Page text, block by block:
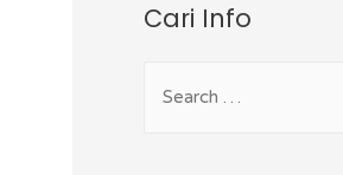
Cari Info